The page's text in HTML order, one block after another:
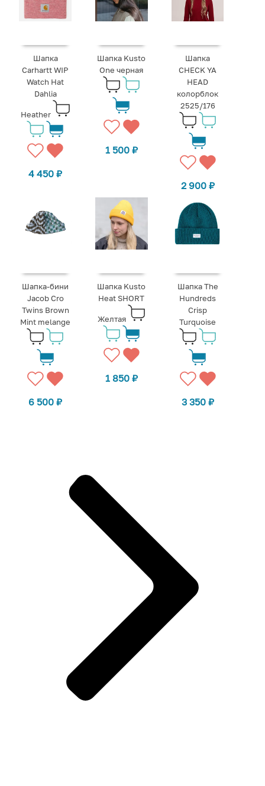
Шапка
Carhartt WIP
Watch Hat
Dahlia
Heather
4 450₽
Шапка Kusto
One черная
1 500 ₽
Шапка
CHECK YA
HEAD
колорблок
2525/176
2 900 ₽
Шапка-бини
Jacob Cro
Twins Brown
Mint melange
6 500₽
Шапка Kusto
Heat SHORT
Желтая
1 850 ₽
Шапка The
Hundreds
Crisp
Turquoise
3 350 ₽